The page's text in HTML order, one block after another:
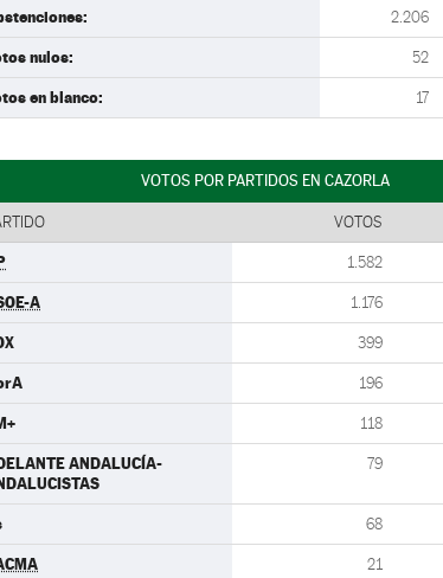
2.206
nulos: 52
en blanco: 17
VOTOS POR PARTIDOS EN CAZORLA
VOTOS
1.582
A 1.176
399
196
118
ANDALUCÍA-
79
68
21